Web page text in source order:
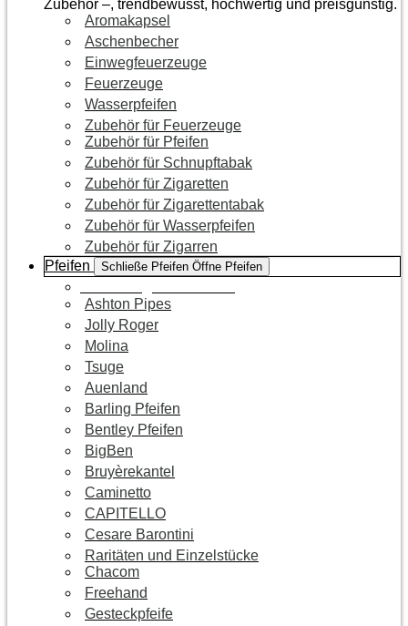
Zubehör –, trendbewusst, hochwertig und preisgünstig.
Aromakapsel
Aschenbecher
Einwegfeuerzeuge
Feuerzeuge
Wasserpfeifen
Zubehör für Feuerzeuge
Zubehör für Pfeifen
Zubehör für Schnupftabak
Zubehör für Zigaretten
Zubehör für Zigarettentabak
Zubehör für Wasserpfeifen
Zubehör für Zigarren
Pfeifen
Schließe Pfeifen Öffne Pfeifen
Ashton Pipes
Jolly Roger
Molina
Tsuge
Auenland
Barling Pfeifen
Bentley Pfeifen
BigBen
Bruyèrekantel
Caminetto
CAPITELLO
Cesare Barontini
Raritäten und Einzelstücke
Chacom
Freehand
Gesteckpfeife